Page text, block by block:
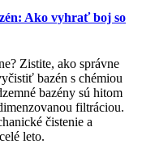
Ako vyhrať boj so
Zistite, ako správne
bazén s chémiou
bazény sú hitom
filtráciou.
čistenie a
leto.